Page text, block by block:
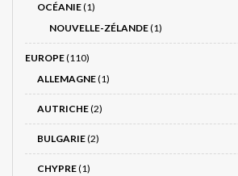
OCÉANIE(1)
NOUVELLE-ZÉLANDE(1)
EUROPE(110)
ALLEMAGNE(1)
AUTRICHE(2)
BULGARIE(2)
CHYPRE(1)